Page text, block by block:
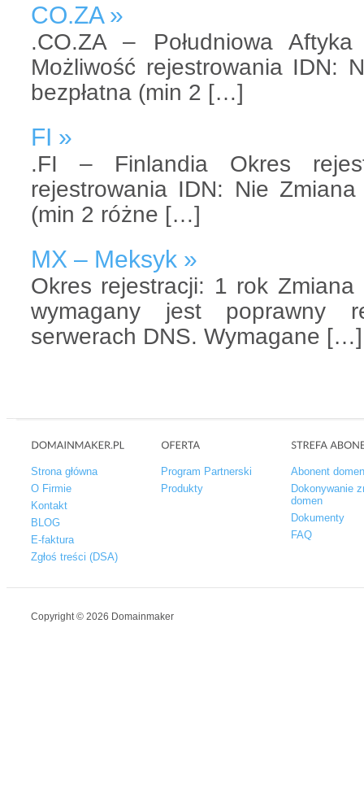
CO.ZA »
.CO.ZA – Południowa
Możliwość rejestrowania IDN:
bezpłatna (min 2 […]
FI »
.FI – Finlandia Okres
rejestrowania IDN: Nie
(min 2 różne […]
MX – Meksyk »
Okres rejestracji: 1 rok Zmiana
wymagany jest poprawny
serwerach DNS. Wymagane […]
Strona główna
O Firmie
Kontakt
BLOG
E-faktura
Zgłoś treści (DSA)
Program Partnerski
Produkty
Abonent
Dokonywanie
domen
Dokumenty
FAQ
Copyright © 2026 Domainmaker